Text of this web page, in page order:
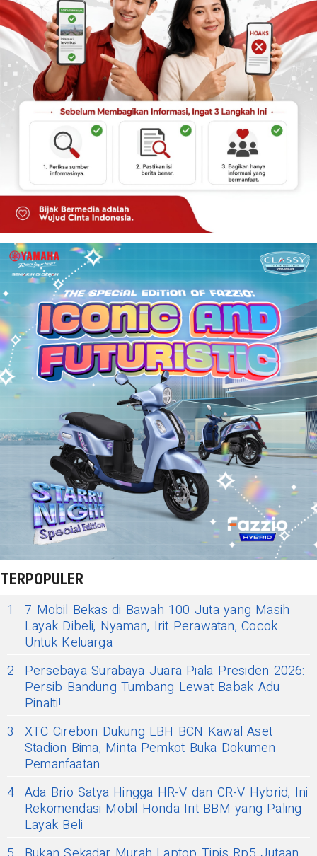
TERPOPULER
1
7 Mobil Bekas di Bawah 100 Juta yang Masih
Layak Dibeli, Nyaman, Irit Perawatan, Cocok
Untuk Keluarga
2
Persebaya Surabaya Juara Piala Presiden 2026:
Persib Bandung Tumbang Lewat Babak Adu
Pinalti!
3
XTC Cirebon Dukung LBH BCN Kawal Aset
Stadion Bima, Minta Pemkot Buka Dokumen
Pemanfaatan
4 Ada Brio Satya Hingga HR-V dan CR-V Hybrid, Ini
Rekomendasi Mobil Honda Irit BBM yang Paling
Layak Beli